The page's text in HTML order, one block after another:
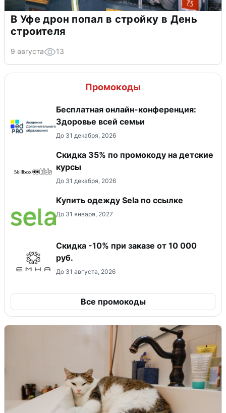
В Уфе дрон попал в стройку в День
строителя
9 августа 13
Промокоды
Бесплатная онлайн-конференция:
Здоровье всей семьи
До 31 декабря, 2026
Скидка 35% по промокоду на детские
курсы
До 31 декабря, 2026
Купить одежду Sela по ссылке
До 31 января, 2027
Скидка -10% при заказе от 10 000
руб.
До 31 августа, 2026
Все промокоды